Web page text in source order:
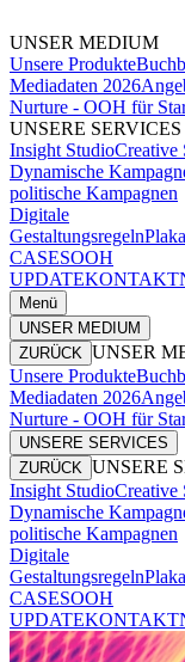
UNSER MEDIUM
Unsere Produkte
Mediadaten 2026
Nurture - OOH für
UNSERE SERVICES
Insight StudioCreative
Dynamische
politische Kampagnen
Digitale
Gestaltungsregeln
CASESOOH
UPDATEKONTAKT
Menü
UNSER MEDIUM
ZURÜCK UNSER
Unsere Produkte
Mediadaten 2026
Nurture - OOH für
UNSERE SERVICES
ZURÜCK UNSERE
Insight StudioCreative
Dynamische
politische Kampagnen
Digitale
Gestaltungsregeln
CASESOOH
UPDATEKONTAKT